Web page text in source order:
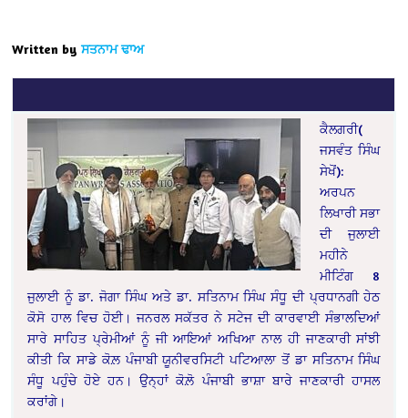
Written by ਸਤਨਾਮ ਢਾਅ
ਕੈਲਗਰੀ(
ਜਸਵੰਤ ਸਿੰਘ
ਸੇਖੋਂ):
ਅਰਪਨ
ਲਿਖਾਰੀ ਸਭਾ
ਦੀ ਜੁਲਾਈ
ਮਹੀਨੇ
ਮੀਟਿੰਗ 8
ਜੁਲਾਈ ਨੂੰ ਡਾ. ਜੋਗਾ ਸਿੰਘ ਅਤੇ ਡਾ. ਸਤਿਨਾਮ ਸਿੰਘ ਸੰਧੂ ਦੀ ਪ੍ਰਧਾਨਗੀ ਹੇਠ
ਕੋਸੋ ਹਾਲ ਵਿਚ ਹੋਈ। ਜਨਰਲ ਸਕੱਤਰ ਨੇ ਸਟੇਜ ਦੀ ਕਾਰਵਾਈ ਸੰਭਾਲਦਿਆਂ
ਸਾਰੇ ਸਾਹਿਤ ਪ੍ਰੇਮੀਆਂ ਨੂੰ ਜੀ ਆਇਆਂ ਅਖਿਆ ਨਾਲ ਹੀ ਜਾਣਕਾਰੀ ਸਾਂਝੀ
ਕੀਤੀ ਕਿ ਸਾਡੇ ਕੋਲ਼ ਪੰਜਾਬੀ ਯੂਨੀਵਰਸਿਟੀ ਪਟਿਆਲਾ ਤੋਂ ਡਾ ਸਤਿਨਾਮ ਸਿੰਘ
ਸੰਧੂ ਪਹੁੰਚੇ ਹੋਏ ਹਨ। ਉਨ੍ਹਾਂ ਕੋਲ਼ੋ ਪੰਜਾਬੀ ਭਾਸ਼ਾ ਬਾਰੇ ਜਾਣਕਾਰੀ ਹਾਸਲ
ਕਰਾਂਗੇ।